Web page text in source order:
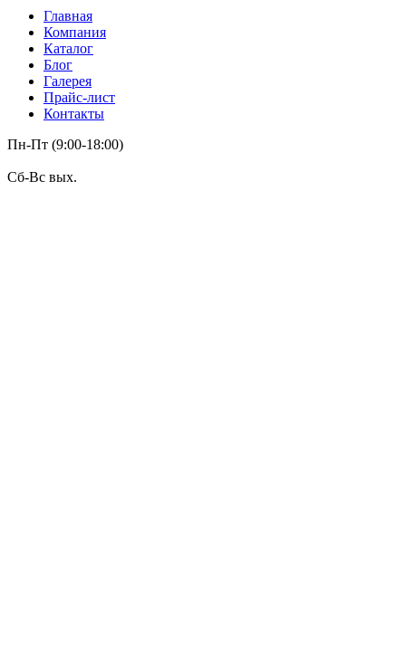
Главная
Компания
Каталог
Блог
Галерея
Прайс-лист
Контакты
Пн-Пт (9:00-18:00)
Сб-Вс вых.